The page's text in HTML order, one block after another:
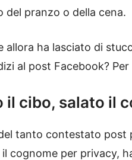
del pranzo o della cena.
allora ha lasciato di
al post Facebook?
il cibo, salato il
del tanto contestato
il cognome per privacy,